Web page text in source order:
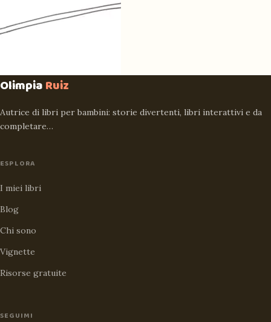
OlimpiaRuiz
Autrice di libri per bambini: storie divertenti, libri interattivi e da
completare…
ESPLORA
I miei libri
Blog
Chi sono
Vignette
Risorse gratuite
SEGUIMI